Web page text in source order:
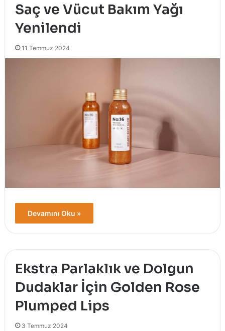
Saç ve Vücut Bakım Yağı
Yenilendi
11 Temmuz 2024
Devamını Oku »
Ekstra Parlaklık ve Dolgun
Dudaklar İçin Golden Rose
Plumped Lips
3 Temmuz 2024